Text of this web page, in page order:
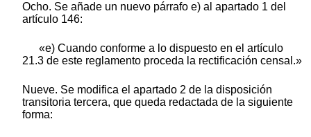
Ocho. Se añade un nuevo párrafo e) al apartado 1 del
artículo 146:
«e) Cuando conforme a lo dispuesto en el artículo
21.3 de este reglamento proceda la rectificación censal.»
Nueve. Se modifica el apartado 2 de la disposición
transitoria tercera, que queda redactada de la siguiente
forma: